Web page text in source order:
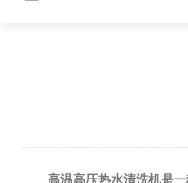
高温高压热水清洗机是